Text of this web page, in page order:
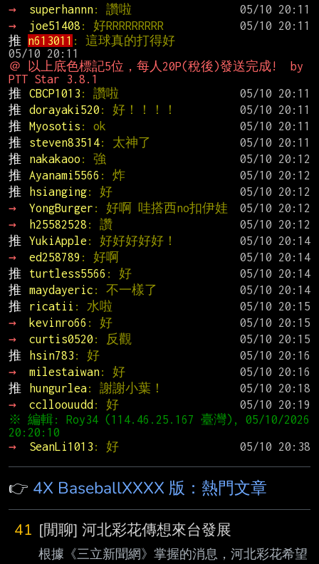
→ superhannn: 讚啦
→
joe51408 : 好RRRRRRRRR
推 n613011
＠ 以上底色標記5位，每人20P(稅後)發送完成!  by
PTT Star 3.8.1
推
CBCP1013 : 讚啦
推
dorayaki520 : 好！！！！
推
Myosotis : ok
推
steven83514: 太神了
推
nakakaoo : 強
推
Ayanami5566 : 炸
推
hsianging: 好
→
YongBurger : 好啊 哇搭西no扣伊娃
→
h25582528 : 讚
推
YukiApple : 好好好好好！
→
ed258789 : 好啊
推
turtless5566 : 好
推
maydayeric : 不一樣了
推
ricatii : 水啦
→
kevinro66 : 好
→
curtis0520 : 反觀
推
hsin783 : 好
→
milestaiwan: 好
推
hungurlea: 謝謝小葉！
→
cclloouudd : 好
※ 編輯: Roy34 (114.46.25.167 臺灣), 05/10/2026
→
SeanLi1013 : 好
👉 4X BaseballXXXX 版：熱門文章
41 [閒聊] 河北彩花傳想來台發展
根據《三立新聞網》掌握的消息，河北彩花希望